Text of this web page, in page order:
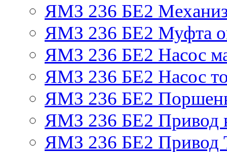
ЯМЗ 236 БЕ2
ЯМЗ 236 БЕ2 Муфта
ЯМЗ 236 БЕ2 Насос
ЯМЗ 236 БЕ2 Насос
ЯМЗ 236 БЕ2
ЯМЗ 236 БЕ2 Привод
ЯМЗ 236 БЕ2